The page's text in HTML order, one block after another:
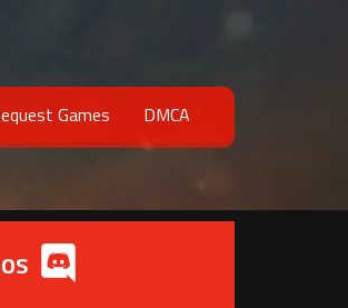
Games DMCA